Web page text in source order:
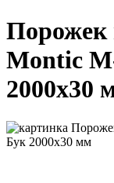
Порожек
Montic
2000х30